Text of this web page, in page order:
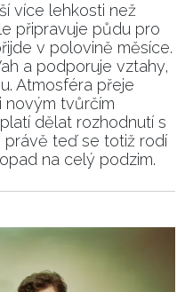
více lehkosti než
připravuje půdu pro
v polovině měsíce.
a podporuje vztahy,
Atmosféra přeje
novým tvůrčím
dělat rozhodnutí s
teď se totiž rodí
na celý podzim.